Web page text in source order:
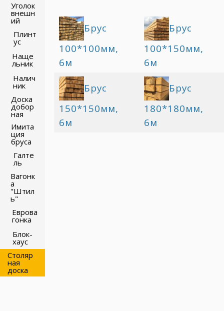
Уголок
внешн
ий
Плинт
ус
Наще
льник
Налич
ник
Доска
добор
ная
Имита
ция
бруса
Галте
ль
Вагонк
а
"Штил
ь"
Еврова
гонка
Блок-
хаус
Столяр
ная
доска
Брус
100*100мм,
6м
Брус
100*150мм,
6м
Брус
150*150мм,
6м
Брус
180*180мм,
6м